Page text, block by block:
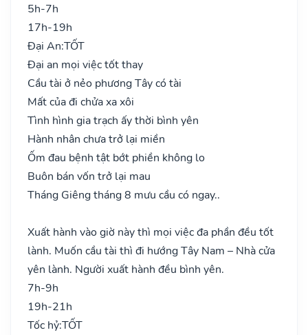
5h-7h
17h-19h
Đại An:TỐT
Đại an mọi việc tốt thay
Cầu tài ở nẻo phương Tây có tài
Mất của đi chửa xa xôi
Tình hình gia trạch ấy thời bình yên
Hành nhân chưa trở lại miền
Ốm đau bệnh tật bớt phiền không lo
Buôn bán vốn trở lại mau
Tháng Giêng tháng 8 mưu cầu có ngay..
Xuất hành vào giờ này thì mọi việc đa phần đều tốt
lành. Muốn cầu tài thì đi hướng Tây Nam – Nhà cửa
yên lành. Người xuất hành đều bình yên.
7h-9h
19h-21h
Tốc hỷ:TỐT